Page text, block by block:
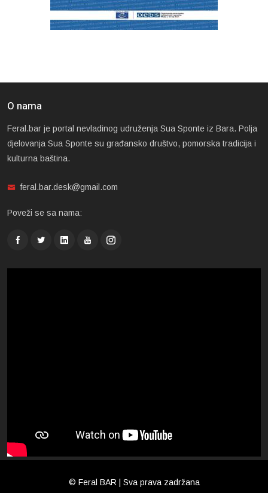
O nama
Feral.bar je portal nevladinog udruženja Sua Sponte iz Bara. Polja
djelovanja Sua Sponte su građansko društvo, pomorska tradicija i
kulturna baština.
feral.bar.desk@gmail.com
Poveži se sa nama:
© Feral BAR | Sva prava zadržana